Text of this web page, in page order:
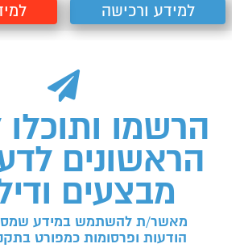
למידע ורכישה
הרשמו ותוכלו
הראשונים
מבצעים
מאשר/ת להשתמש במידע
הודעות ופרסומות כמפורט